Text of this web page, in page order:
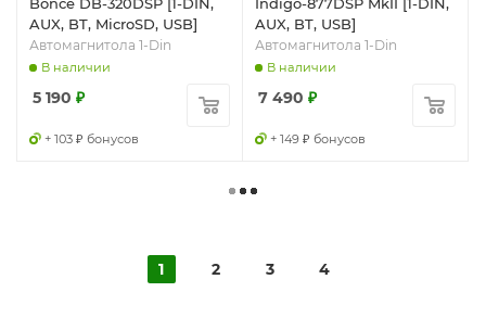
AUX, BT, MicroSD, USB]
Автомагнитола 1-Din
В наличии
5 190 ₽
+ 103 ₽ бонусов
AUX, BT, USB]
Автомагнитола 1-Din
В наличии
7 490 ₽
+ 149 ₽ бонусов
1 2 3 4